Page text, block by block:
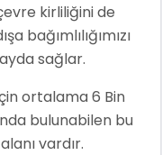
kirliliğini de
bağımlılığımızı
sağlar.
ortalama 6 Bin
bulunabilen bu
vardır.